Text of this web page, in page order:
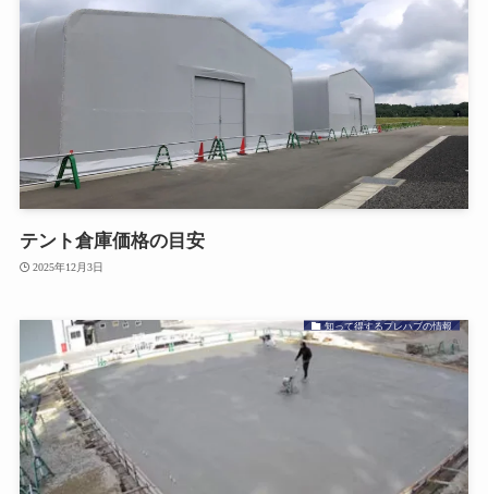
テント倉庫価格の目安
2025年12月3日
知って得するプレハブの情報